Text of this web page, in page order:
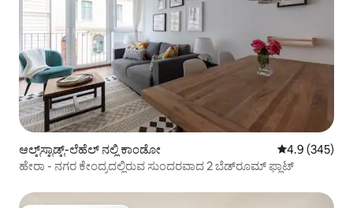
ಆಲ್ಟ್‌ಸ್ಟಾಡ್ಟ್-ಲೆಹೆಲ್ ನಲ್ಲಿ ಕಾಂಡೋ 5 ರಲ್ಲಿ 4.9
4.9 (345)
ಹೇರಾ - ನಗರ ಕೇಂದ್ರದಲ್ಲಿರುವ ಸುಂದರವಾದ 2 ಬೆಡ್‌ರೂಮ್ ಫ್ಲಾಟ್